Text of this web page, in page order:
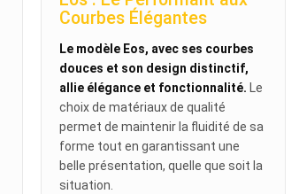
Courbes Élégantes
Le modèle Eos, avec ses courbes
douces et son design distinctif,
allie élégance et fonctionnalité. Le
choix de matériaux de qualité
permet de maintenir la fluidité de sa
forme tout en garantissant une
belle présentation, quelle que soit la
situation.